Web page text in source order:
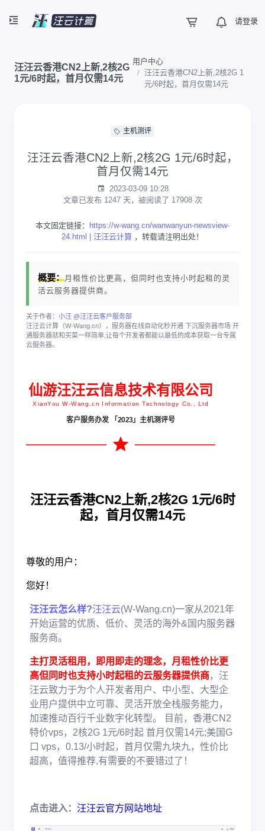
请登录
汪汪云香港CN2上新,2核2G
1元/6时起，首月仅需14元
用户中心
汪汪云香港CN2上新,2核2G 1
元/6时起，首月仅需14元
主机测评
汪汪云香港CN2上新,2核2G 1元/6时起，
首月仅需14元
2023-03-09 10:28
文章已发布 1247 天，被阅读了 17908 次
本文固定链接：
https://w-wang.cn/wanwanyun-newsview-
24.html | 汪汪云计算 ，转载请注明出处！
概要：月租性价比更高，但同时也支持小时起租的灵
活云服务器提供商。
关于作者： 小汪 @汪汪云客户服务部
汪汪云计算（W-Wang.cn），服务器在线自动化秒开通 下沉服务器市场 开
通服务器就和买菜一样简单,让每个开发者都能以最低的成本获取一台专属
云服务器。
仙游汪汪云信息技术有限公司
XianYou W-Wang.cn Information Technology Co., Ltd
客户服务办发 「2023」主机测评号
汪汪云香港CN2上新,2核2G 1元/6时
起，首月仅需14元
尊敬的用户：
您好！
汪汪云怎么样?汪汪云(W-Wang.cn)一家从2021年
开始运营的优质、低价、灵活的海外&国内服务器
服务商。
主打灵活租用，即用即走的理念，月租性价比更
高但同时也支持小时起租的云服务器提供商，汪
汪云致力于为个人开发者用户、中小型、大型企
业用户提供中立可靠、灵活开放全栈服务能力，
加速推动百行千业数字化转型。 目前，香港CN2
特价vps，2核2G 1元/6时起 首月仅需14元;美国G
口 vps，0.13/小时起，首月仅需九块九，性价比
超高，值得推荐,有需要的不要错过了！
点击进入： 汪汪云官方网站地址